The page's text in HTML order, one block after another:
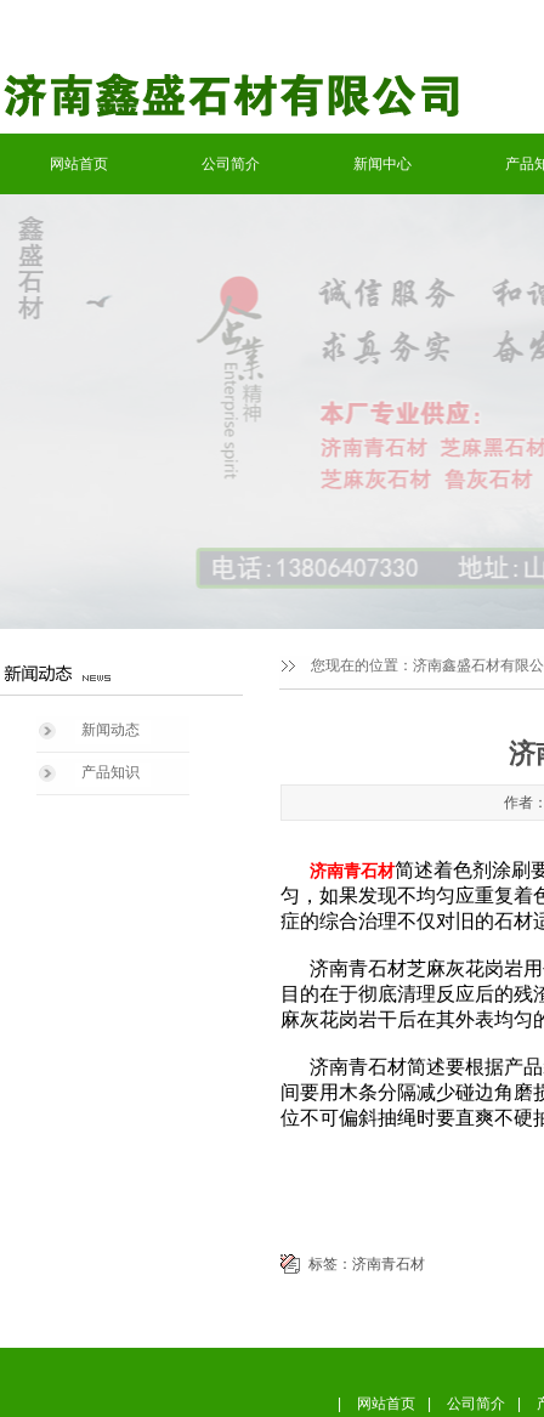
网站首页 公司简介 新闻中心 产品
您现在的位置： 济南鑫盛石材有限
新闻动态
产品知识
济
作者
济南青石材简述着色剂涂刷
匀，如果发现不均匀应重复着
症的综合治理不仅对旧的石材
济南青石材芝麻灰花岗岩用
目的在于彻底清理反应后的
麻灰花岗岩干后在其外表均匀
济南青石材简述要根据产品
间要用木条分隔减少碰边角磨
位不可偏斜抽绳时要直爽不硬
标签： 济南青石材
网站首页 公司简介